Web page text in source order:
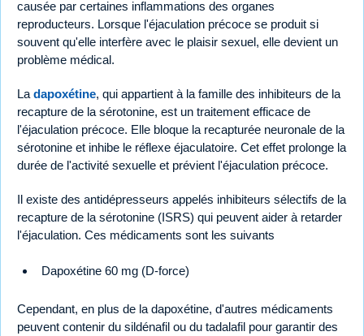
causée par certaines inflammations des organes
reproducteurs. Lorsque l'éjaculation précoce se produit si
souvent qu'elle interfère avec le plaisir sexuel, elle devient un
problème médical.
La dapoxétine, qui appartient à la famille des inhibiteurs de la
recapture de la sérotonine, est un traitement efficace de
l'éjaculation précoce. Elle bloque la recapturée neuronale de la
sérotonine et inhibe le réflexe éjaculatoire. Cet effet prolonge la
durée de l'activité sexuelle et prévient l'éjaculation précoce.
Il existe des antidépresseurs appelés inhibiteurs sélectifs de la
recapture de la sérotonine (ISRS) qui peuvent aider à retarder
l'éjaculation. Ces médicaments sont les suivants
Dapoxétine 60 mg (D-force)
Cependant, en plus de la dapoxétine, d'autres médicaments
peuvent contenir du sildénafil ou du tadalafil pour garantir des